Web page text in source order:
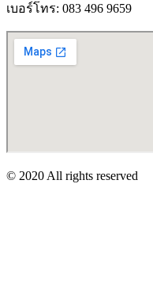
เบอร์โทร: 083 496 9659
© 2020 All rights reserved